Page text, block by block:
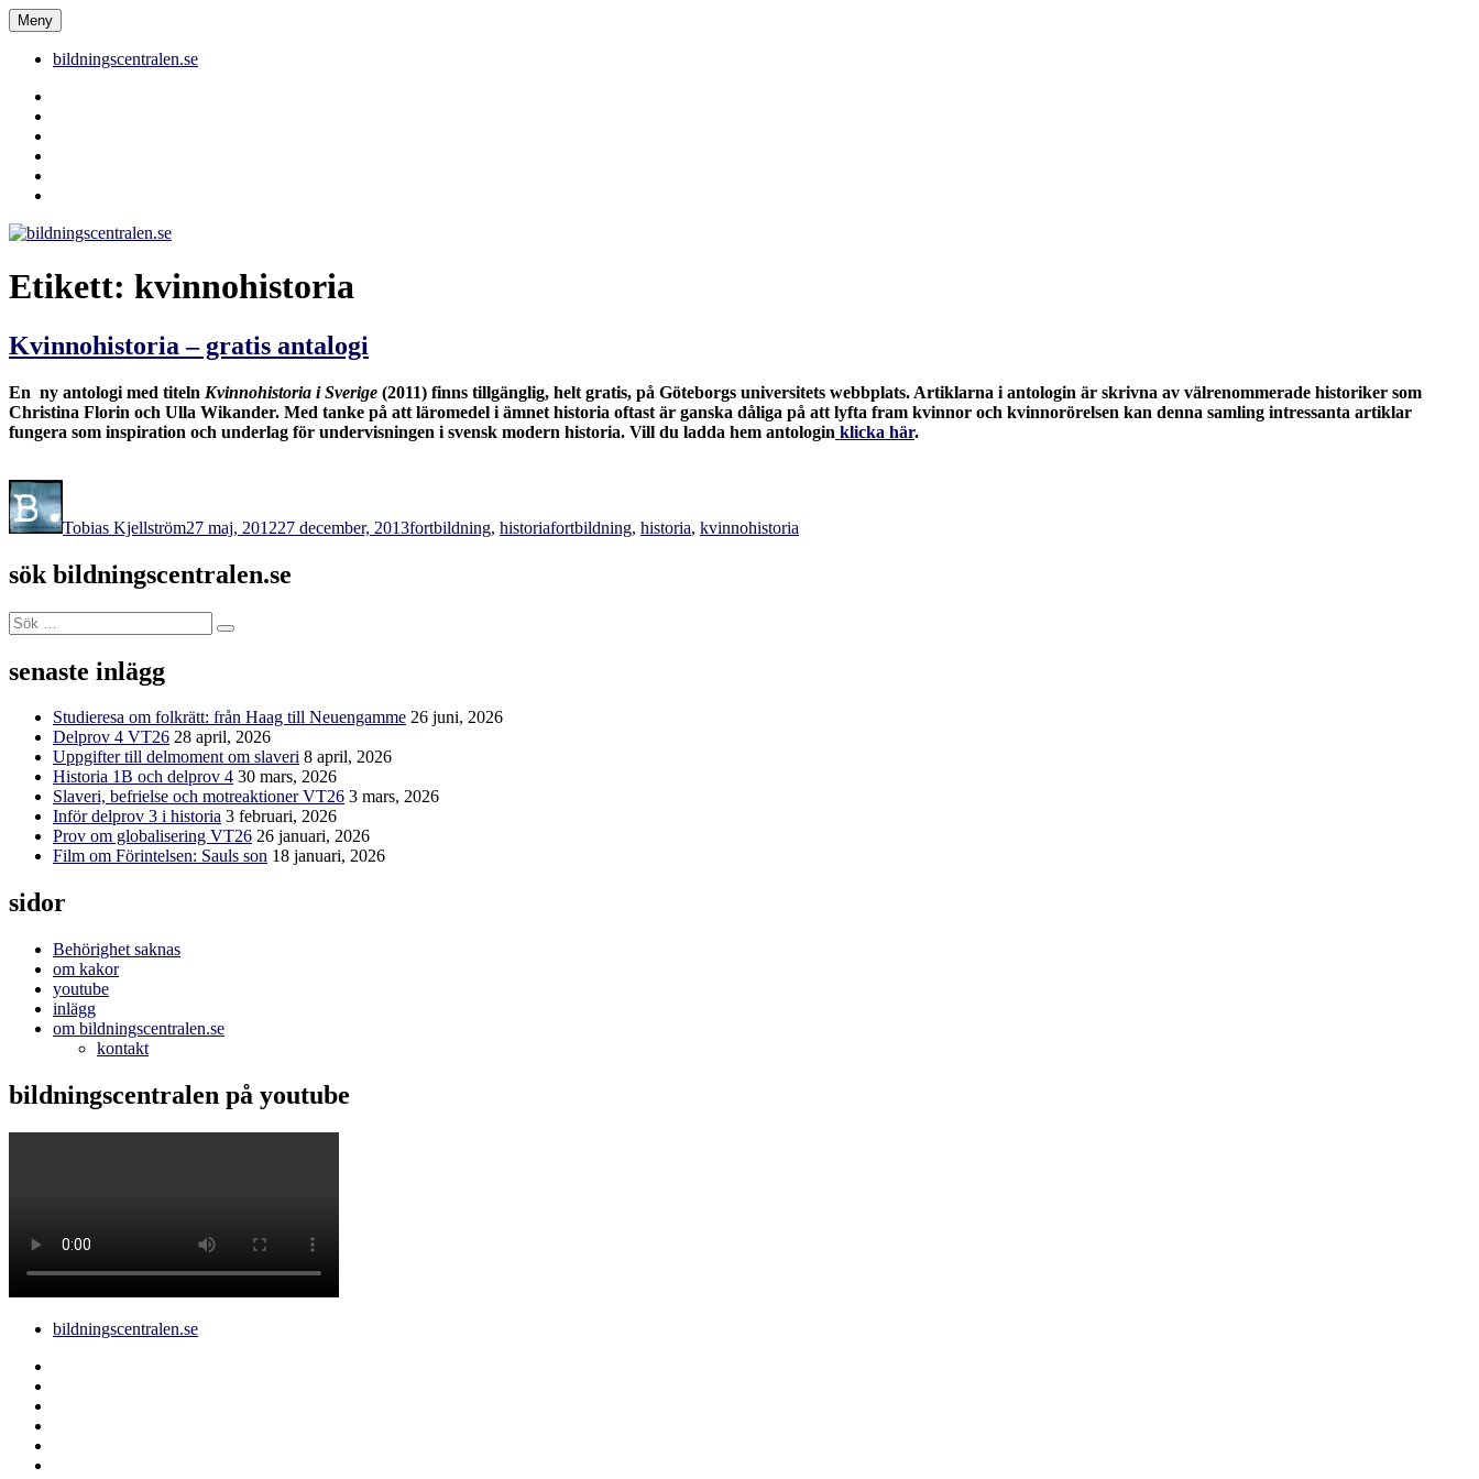
Hoppa
till
innehåll
bildningscentralen.se
Meny
bildningscentralen.se
Etikett: kvinnohistoria
Kvinnohistoria – gratis antalogi
En ny antologi med titeln Kvinnohistoria i Sverige (2011) finns tillgänglig, helt gratis, på Göteborgs universitets webbplats. Artiklarna i antologin är skrivna av välrenommerade historiker som
Christina Florin och Ulla Wikander. Med tanke på att läromedel i ämnet historia oftast är ganska dåliga på att lyfta fram kvinnor och kvinnorörelsen kan denna samling intressanta artiklar
fungera som inspiration och underlag för undervisningen i svensk modern historia. Vill du ladda hem antologin klicka här.
Tobias Kjellström27 maj, 201227 december, 2013fortbildning, historiafortbildning, historia, kvinnohistoria
sök bildningscentralen.se
Sök
efter:
Sök
senaste inlägg
Studieresa om folkrätt: från Haag till Neuengamme 26 juni, 2026
Delprov 4 VT26 28 april, 2026
Uppgifter till delmoment om slaveri 8 april, 2026
Historia 1B och delprov 4 30 mars, 2026
Slaveri, befrielse och motreaktioner VT26 3 mars, 2026
Inför delprov 3 i historia 3 februari, 2026
Prov om globalisering VT26 26 januari, 2026
Film om Förintelsen: Sauls son 18 januari, 2026
sidor
Behörighet saknas
om kakor
youtube
inlägg
om bildningscentralen.se
kontakt
bildningscentralen på youtube
bildningscentralen.se